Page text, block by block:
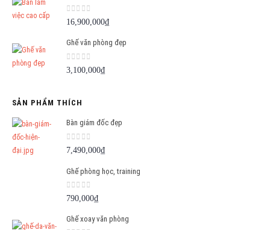
0out of 5
16,900,000₫
Ghế văn phòng đẹp
0 out of 5
3,100,000₫
SẢN PHẨM THÍCH
Bàn giám đốc đẹp
0 out of 5
7,490,000₫
Ghế phòng học, training
0out of 5
790,000₫
Ghế xoay văn phòng